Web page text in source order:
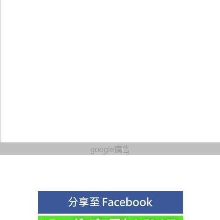
google廣告